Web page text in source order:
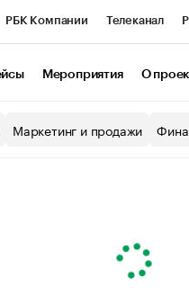
РБК Компании Телеканал
Экономика Бизнес
Мероприятия О
Маркетинг и продажи